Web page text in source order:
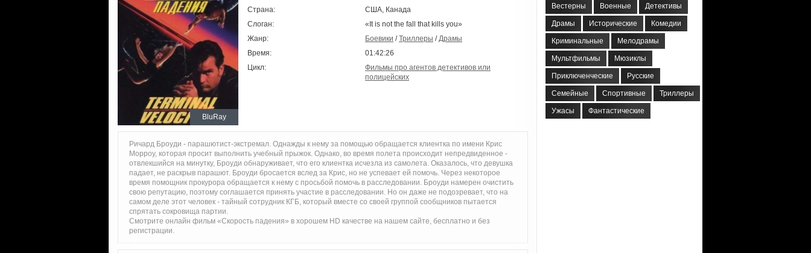
BluRay
Страна:
США, Канада
Слоган:
«It is not the fall that kills you»
Жанр:
Боевики /Триллеры /Драмы
Время:
01:42:26
Цикл:
Фильмы про агентов детективов или
полицейских
Ричард Броуди - парашютист-экстремал. Однажды к нему за помощью обращается клиентка по имени Крис
Морроу, которая просит выполнить учебный прыжок. Однако, во время полета происходит непредвиденное -
отвлекшийся на минутку, Броуди обнаруживает, что его клиентка исчезла из самолета. Оказалось, что девушка
падает, не раскрыв парашют. Броуди бросается вслед за Крис, но не успевает ей помочь. Через некоторое
время помощник прокурора обращается к нему с просьбой помочь в расследовании. Броуди намерен очистить
свою репутацию, поэтому соглашается принять участие в расследовании. Но он даже не подозревает, что на
самом деле этот человек - тайный сотрудник КГБ, который вместе со своей группой сообщников пытается
спрятать сокровища партии.
Смотрите онлайн фильм «Скорость падения» в хорошем HD качестве на нашем сайте, бесплатно и без
регистрации.
Вестерны Военные Детективы
Драмы Исторические Комедии
Криминальные Мелодрамы
Мультфильмы Мюзиклы
Приключенческие Русские
Семейные Спортивные Триллеры
Ужасы Фантастические